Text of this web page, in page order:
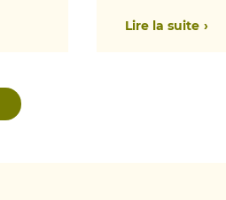
Lire la suite